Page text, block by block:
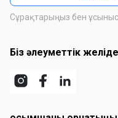
Сұрақтарыңыз бен
Біз әлеуметтік